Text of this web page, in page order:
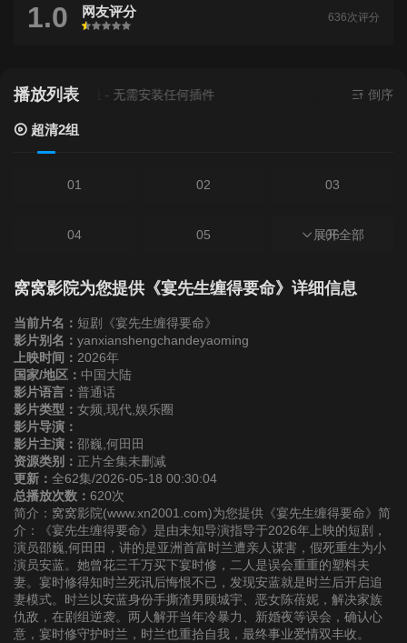
1.0 网友评分
很差
较差还行推荐力荐
636次评分
播放列表
来源超清2组 - 无需安装任何插件 倒序
超清2组
01 02 03
04 05 06
07 08 09
10
13
16
19 20
22 23 24
25 26 27
28 29 30
展开全部
窝窝影院为您提供《宴先生缠得要命》详细信息
当前片名： 短剧《宴先生缠得要命》
影片别名： yanxianshengchandeyaoming
上映时间： 2026年
国家/地区： 中国大陆
影片语言： 普通话
影片类型： 女频,现代,娱乐圈
影片导演：
影片主演： 邵巍,何田田
资源类别： 正片全集未删减
更新： 全62集/2026-05-18 00:30:04
总播放次数： 620次
简介：窝窝影院(www.xn2001.com)为您提供《宴先生缠得要命》简
介：《宴先生缠得要命》是由未知导演指导于2026年上映的短剧，
演员邵巍,何田田，讲的是亚洲首富时兰遭亲人谋害，假死重生为小
演员安蓝。她曾花三千万买下宴时修，二人是误会重重的塑料夫
妻。宴时修得知时兰死讯后悔恨不已，发现安蓝就是时兰后开启追
妻模式。时兰以安蓝身份手撕渣男顾城宇、恶女陈蓓妮，解决家族
仇敌，在剧组逆袭。两人解开当年冷暴力、新婚夜等误会，确认心
意，宴时修守护时兰，时兰也重拾自我，最终事业爱情双丰收。